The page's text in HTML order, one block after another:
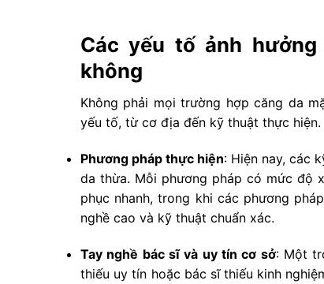
Các yếu tố ảnh
không
Không phải mọi trường hợp căng da
yếu tố, từ cơ địa đến kỹ thuật thực
Phương pháp thực hiện: Hiện nay, các
da thừa. Mỗi phương pháp có mức độ
phục nhanh, trong khi các phương
nghề cao và kỹ thuật chuẩn xác.
Tay nghề bác sĩ và uy tín cơ sở: Một
thiếu uy tín hoặc bác sĩ thiếu kinh